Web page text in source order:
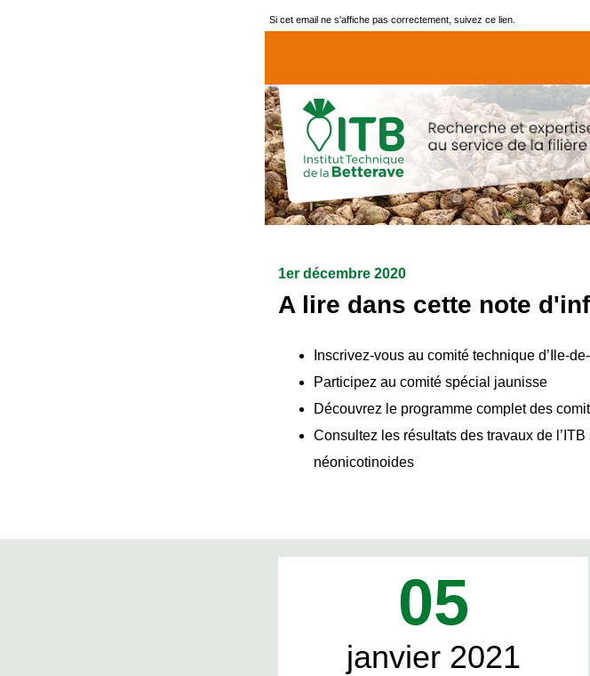
Si cet email ne s'affiche pas correctement, suivez ce lien.
1er décembre 2020
A lire dans cette note
Inscrivez-vous au comité technique d’Ile-
Participez au comité spécial jaunisse
Découvrez le programme complet des
Consultez les résultats des travaux de
néonicotinoides
05
janvier 2021